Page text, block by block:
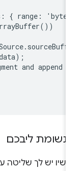
{ range:
and append
ליבכם
יש לך שליטה על